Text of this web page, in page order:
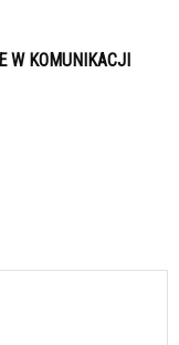
W KOMUNIKACJI